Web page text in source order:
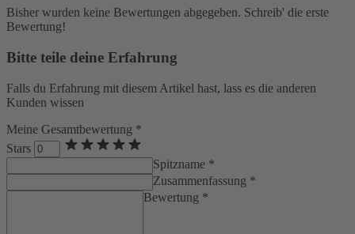
Bisher wurden keine Bewertungen abgegeben. Schreib' die erste
Bewertung!
Bitte teile deine Erfahrung
Falls du Erfahrung mit diesem Artikel hast, lass es die anderen
Kunden wissen
Meine Gesamtbewertung *
Stars
Spitzname *
Zusammenfassung *
Bewertung *